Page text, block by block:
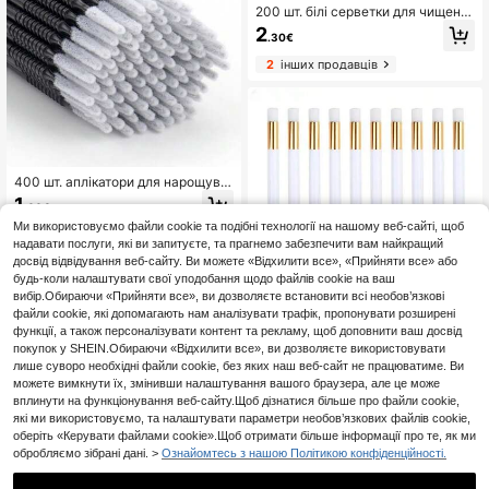
400 шт. аплікатори для нарощува
ння вій з мікрофібри, одноразові м
крощіточка-наконечник 2 мм, точ
на мікрощіточка, мікроаплікатор з
надзвичайно тонким волокном (2
00 шт. білих, 200 шт. чорних), ватн
і палички для нарощування вій, ва
тні палички для очищення вій, інс
трументи для нарощування вій зі
стрижнем, маленькі нано-ватні п
алички
1.00€
4 інших продавців
200 шт. білі серветки для чищенн
я, серветка для протирання клею
для нарощування вій, серветка д
ля чищення клею, шматочок для в
идалення лаку для нігтів, інструм
2.30€
2інших продавців
10/20 шт. щіточка для чищення ві
й, щіточка для шампуню для вій, п
ідходить для нарощування вій, за
сіб для видалення чорних цяток з
носа, інструменти для макіяжу
2.90€ Орієнтовно
1інших продавців
Ми використовуємо файли cookie та подібні технології на нашому веб-сайті, щоб
надавати послуги, які ви запитуєте, та прагнемо забезпечити вам найкращий
досвід відвідування веб-сайту. Ви можете «Відхилити все», «Прийняти все» або
будь-коли налаштувати свої уподобання щодо файлів cookie на ваш
вибір.Обираючи «Прийняти все», ви дозволяєте встановити всі необов’язкові
файли cookie, які допомагають нам аналізувати трафік, пропонувати розширені
функції, а також персоналізувати контент та рекламу, щоб доповнити ваш досвід
покупок у SHEIN.Обираючи «Відхилити все», ви дозволяєте використовувати
лише суворо необхідні файли cookie, без яких наш веб-сайт не працюватиме. Ви
можете вимкнути їх, змінивши налаштування вашого браузера, але це може
вплинути на функціонування веб-сайту.Щоб дізнатися більше про файли cookie,
які ми використовуємо, та налаштувати параметри необов’язкових файлів cookie,
оберіть «Керувати файлами cookie».Щоб отримати більше інформації про те, як ми
обробляємо зібрані дані. > Ознайомтесь з нашою Політикою конфіденційності.